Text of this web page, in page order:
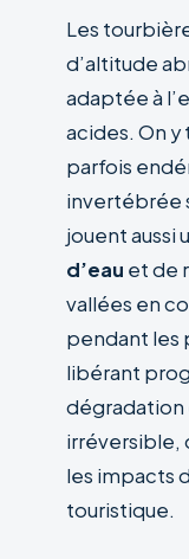
Les
d’altitude
adaptée à
acides. On y
parfois
invertébrée
jouent aussi
d’eau et de
vallées en
pendant les
libérant
dégradation
irréversible,
les impacts
touristique.